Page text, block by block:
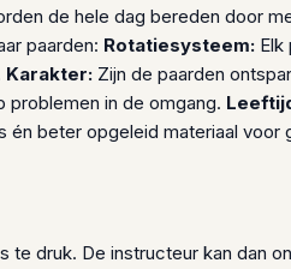
de hele dag bereden door
paarden: Rotatiesysteem: Elk
Karakter: Zijn de paarden
problemen in de omgang.
beter opgeleid materiaal voor
te druk. De instructeur kan dan